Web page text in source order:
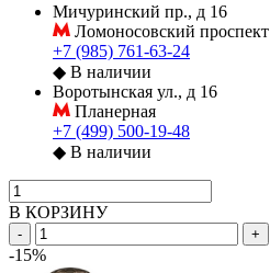
Мичуринский пр., д 16
Ломоносовский проспект
+7 (985) 761-63-24
◆ В наличии
Воротынская ул., д 16
Планерная
+7 (499) 500-19-48
◆ В наличии
В КОРЗИНУ
- +
-15%